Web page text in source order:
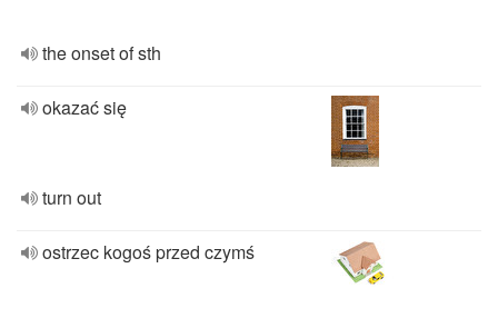
the onset of sth
okazać się
turn out
ostrzec kogoś przed czymś